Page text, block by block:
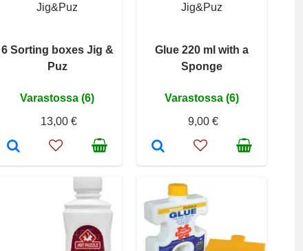
Jig&Puz
6 Sorting boxes Jig &
Puz
Varastossa (6)
13,00 €
Jig&Puz
Glue 220 ml with a
Sponge
Varastossa (6)
9,00 €